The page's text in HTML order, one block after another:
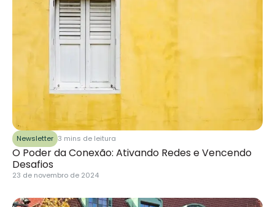
Newsletter 3 mins de leitura
O Poder da Conexão: Ativando Redes e Vencendo
Desafios
23 de novembro de 2024